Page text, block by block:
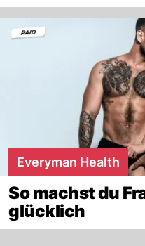
Everyman Health
So machst du
glücklich